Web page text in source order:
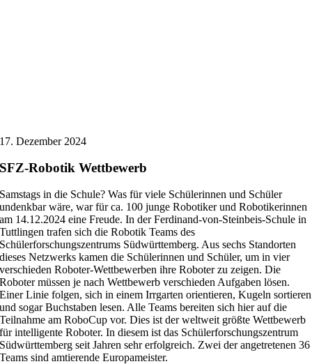
17. Dezember 2024
SFZ-Robotik Wettbewerb
Samstags in die Schule? Was für viele Schülerinnen und Schüler
undenkbar wäre, war für ca. 100 junge Robotiker und Robotikerinnen
am 14.12.2024 eine Freude. In der Ferdinand-von-Steinbeis-Schule in
Tuttlingen trafen sich die Robotik Teams des
Schülerforschungszentrums Südwürttemberg. Aus sechs Standorten
dieses Netzwerks kamen die Schülerinnen und Schüler, um in vier
verschieden Roboter-Wettbewerben ihre Roboter zu zeigen. Die
Roboter müssen je nach Wettbewerb verschieden Aufgaben lösen.
Einer Linie folgen, sich in einem Irrgarten orientieren, Kugeln sortieren
und sogar Buchstaben lesen. Alle Teams bereiten sich hier auf die
Teilnahme am RoboCup vor. Dies ist der weltweit größte Wettbewerb
für intelligente Roboter. In diesem ist das Schülerforschungszentrum
Südwürttemberg seit Jahren sehr erfolgreich. Zwei der angetretenen 36
Teams sind amtierende Europameister.